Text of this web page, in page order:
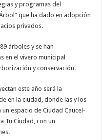
y programas del
que ha dado en adopción
privados.
árboles y se han
en el vivero municipal
y conservación.
este año será la
en la ciudad, donde las y los
espacio de Ciudad Caucel-
Tu Ciudad, con un